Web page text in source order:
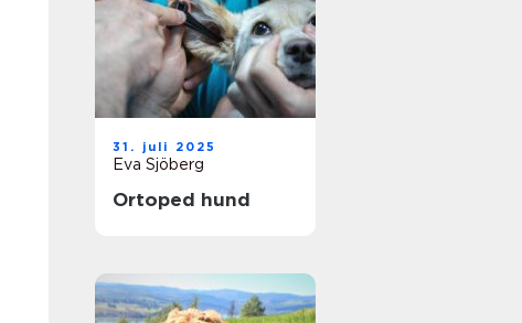
31. juli 2025
Eva Sjöberg
Ortoped hund